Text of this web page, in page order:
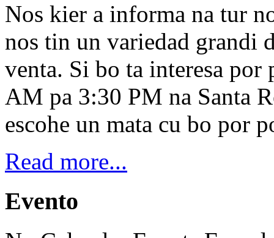
Nos kier a informa na tur
nos tin un variedad grandi
venta. Si bo ta interesa por
AM pa 3:30 PM na Santa
escohe un mata cu bo por
Read more...
Evento